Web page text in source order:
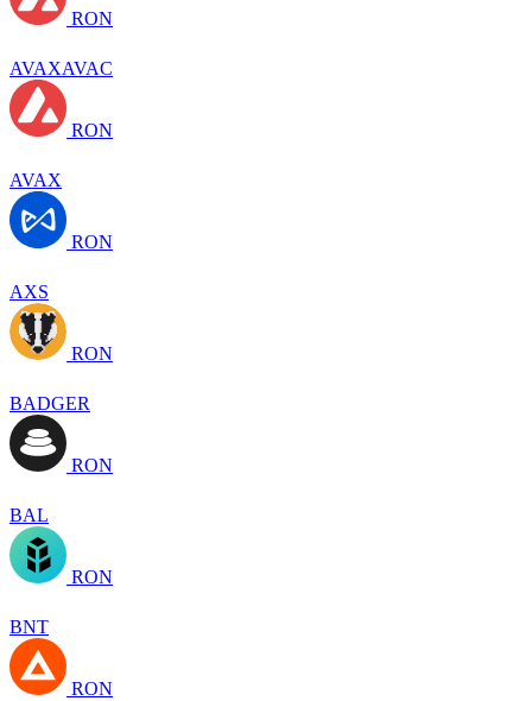
RON
AVAXAVAC
RON
AVAX
RON
AXS
RON
BADGER
RON
BAL
RON
BNT
RON